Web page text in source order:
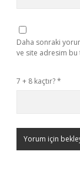
Daha sonraki
ve site adresim bu
7 + 8 kaçtır?*